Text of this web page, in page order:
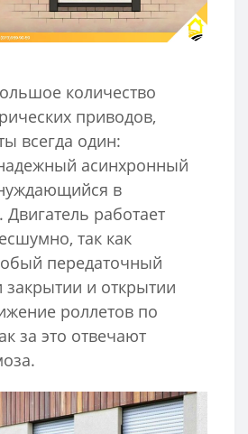
количество
приводов,
всегда один:
асинхронный
в
работает
так как
передаточный
и открытии
роллетов по
за это отвечают